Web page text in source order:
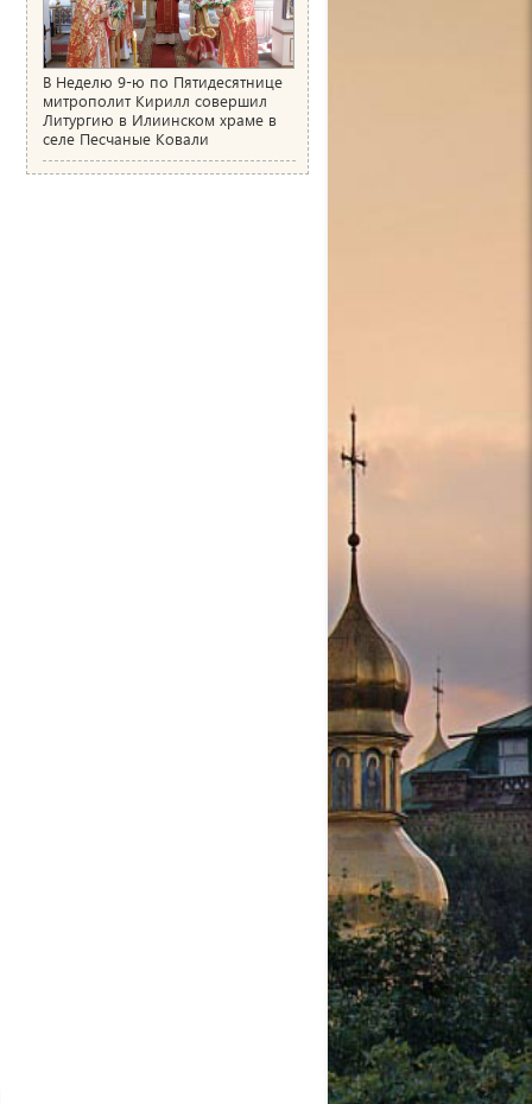
В Неделю 9-ю по Пятидесятнице
митрополит Кирилл совершил
Литургию в Илиинском храме в
селе Песчаные Ковали